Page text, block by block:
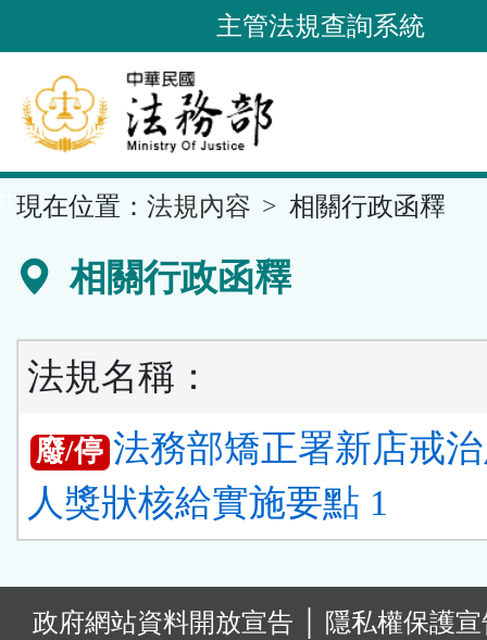
到
要
內
容
區
主管法規查詢系統
現在位置： 法規內容 相關行政函釋
相關行政函釋
法規名稱：
廢/停 法務部矯正署新店戒
人獎狀核給實施要點 1
政府網站資料開放宣告
隱私權保護